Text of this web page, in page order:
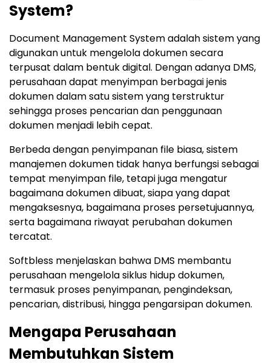
System?
Document Management System adalah sistem yang
digunakan untuk mengelola dokumen secara
terpusat dalam bentuk digital. Dengan adanya DMS,
perusahaan dapat menyimpan berbagai jenis
dokumen dalam satu sistem yang terstruktur
sehingga proses pencarian dan penggunaan
dokumen menjadi lebih cepat.
Berbeda dengan penyimpanan file biasa, sistem
manajemen dokumen tidak hanya berfungsi sebagai
tempat menyimpan file, tetapi juga mengatur
bagaimana dokumen dibuat, siapa yang dapat
mengaksesnya, bagaimana proses persetujuannya,
serta bagaimana riwayat perubahan dokumen
tercatat.
Softbless menjelaskan bahwa DMS membantu
perusahaan mengelola siklus hidup dokumen,
termasuk proses penyimpanan, pengindeksan,
pencarian, distribusi, hingga pengarsipan dokumen.
Mengapa Perusahaan
Membutuhkan Sistem